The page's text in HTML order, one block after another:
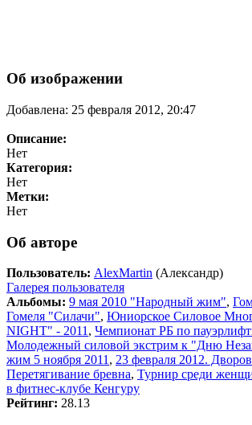
Об изображении
Добавлена: 25 февраля 2012, 20:47
Описание:
Нет
Категория:
Нет
Метки:
Нет
Об авторе
Пользователь: AlexMartin (Александр)
Галерея пользователя
Альбомы: 9 мая 2010 "Народный жим",
Гомеля "Силачи", Юниорское Силовое
NIGHT" - 2011 , Чемпионат РБ по
Молодежный силовой экстрим к "Дню
жим 5 ноября 2011 , 23 февраля 2012.
Перетягивание бревна, Турнир среди
в фитнес-клубе Кенгуру
Рейтинг: 28.13